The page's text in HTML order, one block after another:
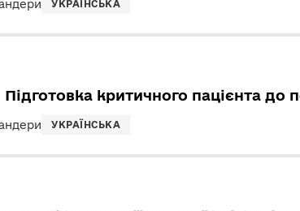
УКРАЇНСЬКА
Підготовка критичного пацієнта до
УКРАЇНСЬКА